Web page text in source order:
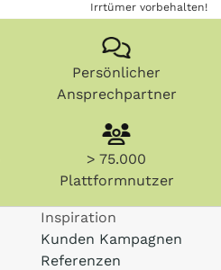
Irrtümer vorbehalten!
Persönlicher
Ansprechpartner
> 75.000
Plattformnutzer
Inspiration
Kunden Kampagnen
Referenzen